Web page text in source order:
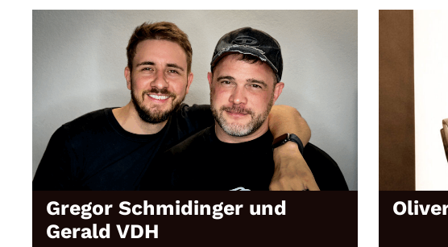
Gregor Schmidinger und
Gerald VDH